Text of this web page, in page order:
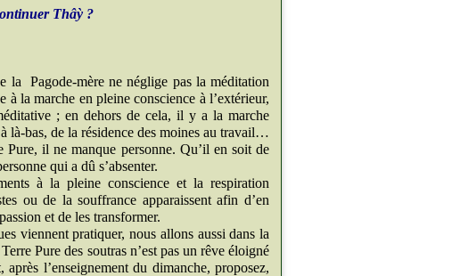
Thâỳ ?
la Pagode-mère ne néglige pas la méditation
la marche en pleine conscience à l’extérieur,
; en dehors de cela, il y a la marche
là-bas, de la résidence des moines au travail…
Pure, il ne manque personne. Qu’il en soit de
qui a dû s’absenter.
à la pleine conscience et la respiration
ou de la souffrance apparaissent afin d’en
et de les transformer.
viennent pratiquer, nous allons aussi dans la
Pure des soutras n’est pas un rêve éloigné
l’enseignement du dimanche, proposez,